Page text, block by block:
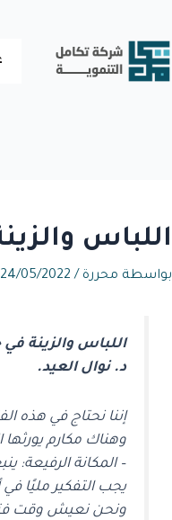
اللباس
بواسطة محررة /
24/05/2022
اللباس والزينة في
د. نوال العيد.
إننا نحتاج في هذه
وهناك مكارم يورثها
– المكانة الرفيعة:
يجب التفكير مليًا
ونحن نعيش وقت